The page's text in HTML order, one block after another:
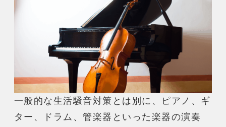
一般的な生活騒音対策とは別に、ピアノ、ギ
ター、ドラム、管楽器といった楽器の演奏